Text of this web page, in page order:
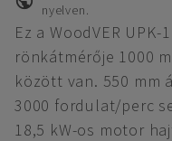
nyelven.
Ez a WoodVER
rönkátmérője 1000
között van. 550 mm
3000 fordulat/perc
18,5 kW-os motor